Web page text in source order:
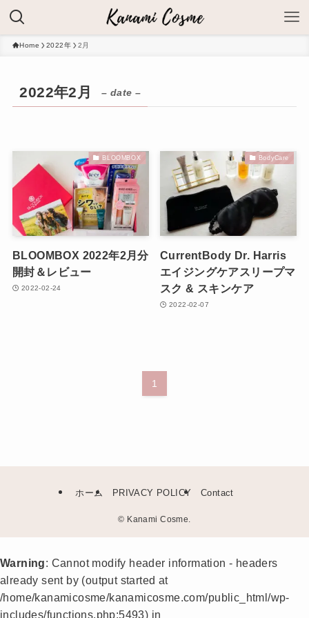
Home 2022年 2月
2022年2月 – date –
BLOOMBOX
BLOOMBOX 2022年2月分
開封＆レビュー
2022-02-24
BodyCare
CurrentBody Dr. Harris
エイジングケアスリープマ
スク & スキンケア
2022-02-07
1
ホーム PRIVACY POLICY Contact
© Kanami Cosme.
Warning: Cannot modify header information - headers
already sent by (output started at
/home/kanamicosme/kanamicosme.com/public_html/wp-
includes/functions.php:5493) in